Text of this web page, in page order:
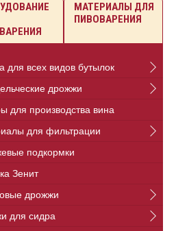
МАТЕРИАЛЫ ДЛЯ
ПИВОВАРЕНИЯ
для всех видов бутылок
дрожжи
для производства вина
для фильтрации
подкормки
Зенит
дрожжи
для сидра